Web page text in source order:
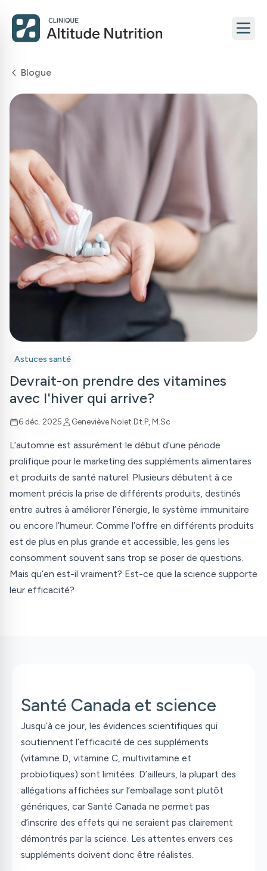
Blogue
Astuces santé
Devrait-on prendre des vitamines
avec l'hiver qui arrive?
6 déc. 2025 Geneviève Nolet Dt.P, M.Sc
L’automne est assurément le début d’une période
prolifique pour le marketing des suppléments alimentaires
et produits de santé naturel. Plusieurs débutent à ce
moment précis la prise de différents produits, destinés
entre autres à améliorer l’énergie, le système immunitaire
ou encore l’humeur. Comme l’offre en différents produits
est de plus en plus grande et accessible, les gens les
consomment souvent sans trop se poser de questions.
Mais qu’en est-il vraiment? Est-ce que la science supporte
leur efficacité?
Santé Canada et science
Jusqu’à ce jour, les évidences scientifiques qui
soutiennent l’efficacité de ces suppléments
(vitamine D, vitamine C, multivitamine et
probiotiques) sont limitées. D’ailleurs, la plupart des
allégations affichées sur l’emballage sont plutôt
génériques, car Santé Canada ne permet pas
d’inscrire des effets qui ne seraient pas clairement
démontrés par la science. Les attentes envers ces
suppléments doivent donc être réalistes.